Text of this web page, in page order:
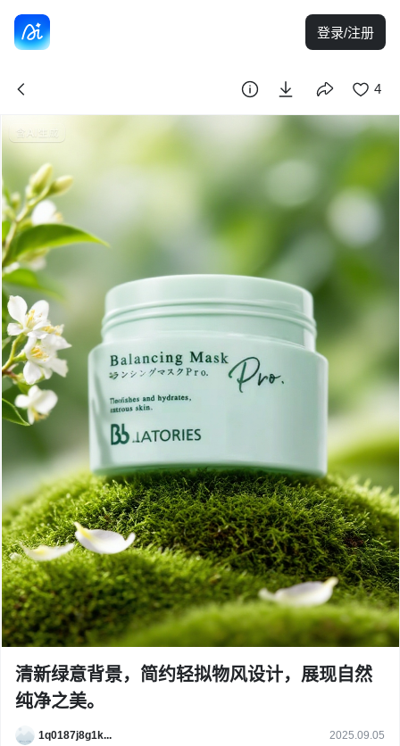
登录/注册
4
清新绿意背景，简约轻拟物风设计，展现自然
纯净之美。
1q0187j8g1k... 2025.09.05